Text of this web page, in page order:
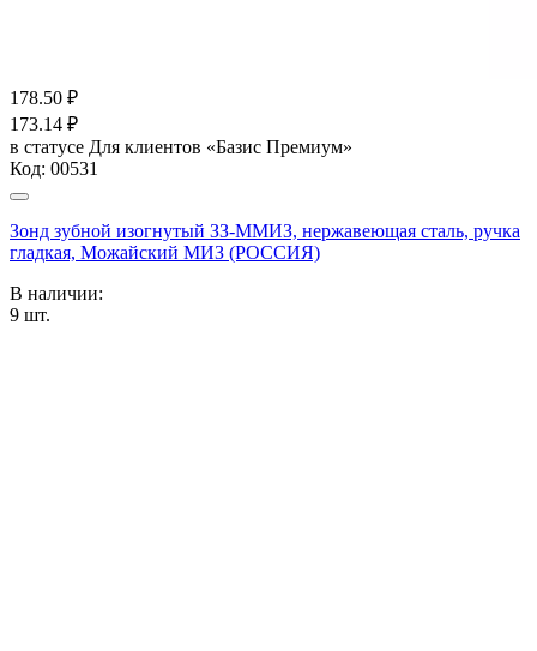
178.50 ₽
173.14 ₽
в статусе Для клиентов «Базис Премиум»
Код: 00531
Зонд зубной изогнутый ЗЗ-ММИЗ, нержавеющая сталь, ручка
гладкая, Можайский МИЗ (РОССИЯ)
В наличии:
9 шт.